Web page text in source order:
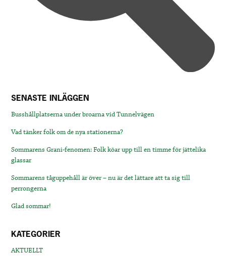
SENASTE INLÄGGEN
Busshållplatserna under broarna vid Tunnelvägen
Vad tänker folk om de nya stationerna?
Sommarens Grani-fenomen: Folk köar upp till en timme för jättelika
glassar
Sommarens tåguppehåll är över – nu är det lättare att ta sig till
perrongerna
Glad sommar!
KATEGORIER
AKTUELLT